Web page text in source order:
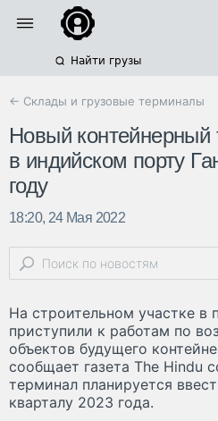
Найти грузы
← Склады и грузовые терминалы
Новый контейнерный
в индийском порту
году
18:20, 24 Мая 2022
На строительном участке в
приступили к работам по
объектов будущего
сообщает газета The Hindu
терминал планируется
кварталу 2023 года.